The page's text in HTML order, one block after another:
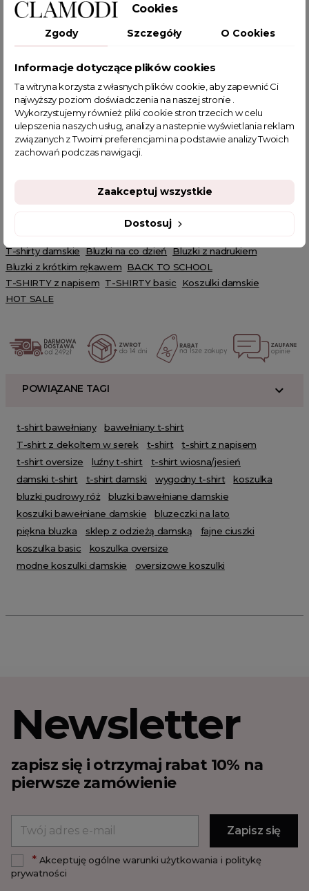
OPIS PRODUKTU
T-shirt z dekoltem Enjoymoments pudrowy róż
T-shirt z dekoltem w literkę V wykonany z bawełnianego
materiału to świetny wybór na sezon wiosna/ jesień. T-shirt o
kroju oversize będzie pasować do wielu stylizacji. Można założyć
propozycje musisz mieć w swojej garderobie.
T-shirty damskie Bluzki na co dzień Bluzki z nadrukiem
Bluzki z krótkim rękawem BACK TO SCHOOL
T-SHIRTY z napisem T-SHIRTY basic
Koszulki damskie
HOT SALE
POWIĄZANE TAGI
t-shirt bawełniany
bawełniany t-shirt
T-shirt z dekoltem w serek
t-shirt
t-shirt z napisem
t-shirt oversize
luźny t-shirt
t-shirt wiosna/jesień
damski t-shirt
t-shirt damski wygodny t-shirt
koszulka
bluzki pudrowy róż
bluzki bawełniane damskie
koszulki bawełniane damskie
bluzeczki na lato
piękna bluzka
sklep z odzieżą damską
fajne ciuszki
koszulka basic
koszulka oversize
modne koszulki damskie
oversizowe koszulki
Newsletter
zapisz się i otrzymaj rabat 10% na
pierwsze zamówienie
*Akceptuję ogólne warunki użytkowania i politykę
prywatności
Cookies
Zgody Szczegóły O Cookies
Informacje dotyczące plików cookies
Ta witryna korzysta z własnych plików cookie, aby zapewnić Ci
najwyższy poziom doświadczenia na naszej stronie .
Wykorzystujemy również pliki cookie stron trzecich w celu
ulepszenia naszych usług, analizy a nastepnie wyświetlania reklam
związanych z Twoimi preferencjami na podstawie analizy Twoich
zachowań podczas nawigacji.
Dostosuj
Zaakceptuj wszystkie